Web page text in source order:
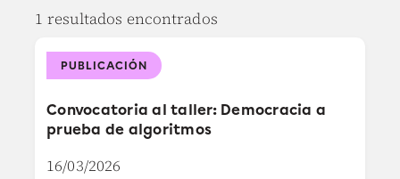
1 resultados encontrados
PUBLICACIÓN
Convocatoria al taller: Democracia a
prueba de algoritmos
16/03/2026